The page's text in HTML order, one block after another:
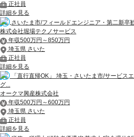
正社員
詳細を見る
さいたま市/フィールドエンジニア・第二新卒
株式会社堀場テクノサービス
年収500万円～850万円
埼玉県 さいた
正社員
詳細を見る
「直行直帰OK」 埼玉・さいたま市/サービス
グ...
オークマ興産株式会社
年収500万円～600万円
埼玉県 さいた
正社員
詳細を見る